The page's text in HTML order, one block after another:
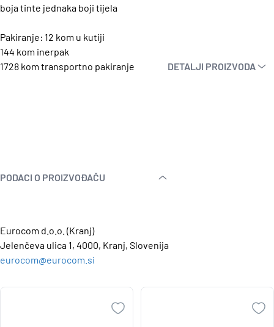
boja tinte jednaka boji tijela
Pakiranje: 12 kom u kutiji
144 kom inerpak
1728 kom transportno pakiranje
DETALJI PROIZVODA
PODACI O PROIZVOĐAČU
Eurocom d.o.o. (Kranj)
Jelenčeva ulica 1, 4000, Kranj, Slovenija
eurocom@eurocom.si